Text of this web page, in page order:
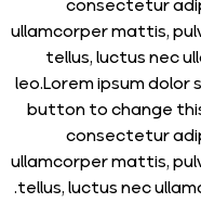
ullamcorper
tellus,
leo.Lorem
button to
ullamcorper
tellus, luctus